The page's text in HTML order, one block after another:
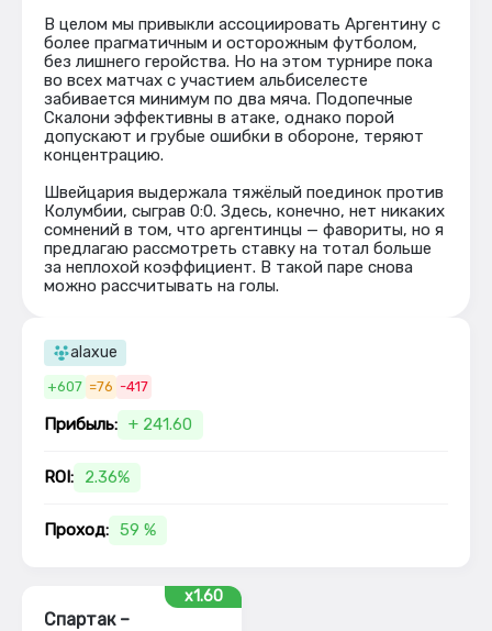
В целом мы привыкли ассоциировать Аргентину с
более прагматичным и осторожным футболом,
без лишнего геройства. Но на этом турнире пока
во всех матчах с участием альбиселесте
забивается минимум по два мяча. Подопечные
Скалони эффективны в атаке, однако порой
допускают и грубые ошибки в обороне, теряют
концентрацию.
Швейцария выдержала тяжёлый поединок против
Колумбии, сыграв 0:0. Здесь, конечно, нет никаких
сомнений в том, что аргентинцы — фавориты, но я
предлагаю рассмотреть ставку на тотал больше
за неплохой коэффициент. В такой паре снова
можно рассчитывать на голы.
alaxue
+607 =76 -417
Прибыль: + 241.60
ROI: 2.36%
Проход: 59 %
x1.60
Спартак –